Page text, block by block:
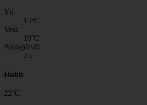
Yö:
15°C
Vesi:
18°C
Poutapäiviä:
25
Huhti
22°C